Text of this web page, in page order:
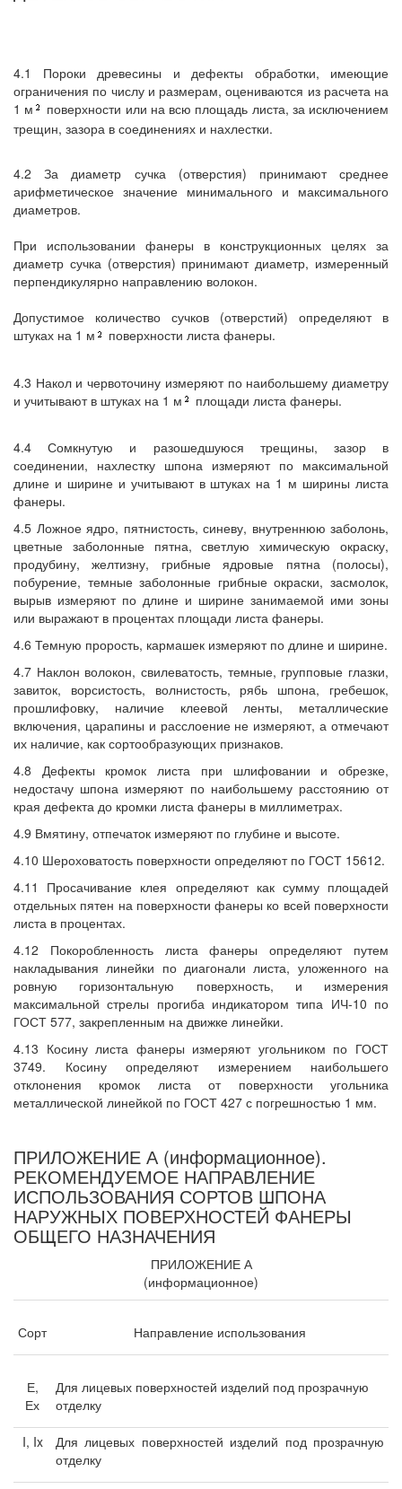
4.1 Пороки древесины и дефекты обработки, имеющие
ограничения по числу и размерам, оцениваются из расчета на
1 м
поверхности или на всю площадь листа, за исключением
трещин, зазора в соединениях и нахлестки.
4.2 За диаметр сучка (отверстия) принимают среднее
арифметическое значение минимального и максимального
диаметров.
При использовании фанеры в конструкционных целях за
диаметр сучка (отверстия) принимают диаметр, измеренный
перпендикулярно направлению волокон.
Допустимое количество сучков (отверстий) определяют в
штуках на 1 м
поверхности листа фанеры.
4.3 Накол и червоточину измеряют по наибольшему диаметру
и учитывают в штуках на 1 м
площади листа фанеры.
4.4 Сомкнутую и разошедшуюся трещины, зазор в
соединении, нахлестку шпона измеряют по максимальной
длине и ширине и учитывают в штуках на 1 м ширины листа
фанеры.
4.5 Ложное ядро, пятнистость, синеву, внутреннюю заболонь,
цветные заболонные пятна, светлую химическую окраску,
продубину, желтизну, грибные ядровые пятна (полосы),
побурение, темные заболонные грибные окраски, засмолок,
вырыв измеряют по длине и ширине занимаемой ими зоны
или выражают в процентах площади листа фанеры.
4.6 Темную прорость, кармашек измеряют по длине и ширине.
4.7 Наклон волокон, свилеватость, темные, групповые глазки,
завиток, ворсистость, волнистость, рябь шпона, гребешок,
прошлифовку, наличие клеевой ленты, металлические
включения, царапины и расслоение не измеряют, а отмечают
их наличие, как сортообразующих признаков.
4.8 Дефекты кромок листа при шлифовании и обрезке,
недостачу шпона измеряют по наибольшему расстоянию от
края дефекта до кромки листа фанеры в миллиметрах.
4.9 Вмятину, отпечаток измеряют по глубине и высоте.
4.10 Шероховатость поверхности определяют по ГОСТ 15612.
4.11 Просачивание клея определяют как сумму площадей
отдельных пятен на поверхности фанеры ко всей поверхности
листа в процентах.
4.12 Покоробленность листа фанеры определяют путем
накладывания линейки по диагонали листа, уложенного на
ровную горизонтальную поверхность, и измерения
максимальной стрелы прогиба индикатором типа ИЧ-10 по
ГОСТ 577, закрепленным на движке линейки.
4.13 Косину листа фанеры измеряют угольником по ГОСТ
3749. Косину определяют измерением наибольшего
отклонения кромок листа от поверхности угольника
металлической линейкой по ГОСТ 427 с погрешностью 1 мм.
ПРИЛОЖЕНИЕ А (информационное).
РЕКОМЕНДУЕМОЕ НАПРАВЛЕНИЕ
ИСПОЛЬЗОВАНИЯ СОРТОВ ШПОНА
НАРУЖНЫХ ПОВЕРХНОСТЕЙ ФАНЕРЫ
ОБЩЕГО НАЗНАЧЕНИЯ
ПРИЛОЖЕНИЕ А
(информационное)
Сорт Направление использования
Е,
Ех
Для лицевых поверхностей изделий под прозрачную
отделку
I, Ix
Для лицевых поверхностей изделий под прозрачную
отделку